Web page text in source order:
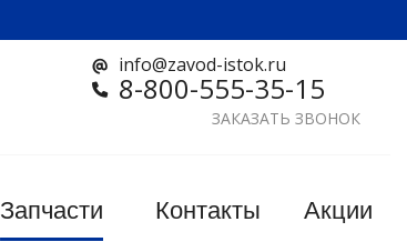
info@zavod-istok.ru
8-800-555-35-15
ЗАКАЗАТЬ ЗВОНОК
Запчасти Контакты Акции